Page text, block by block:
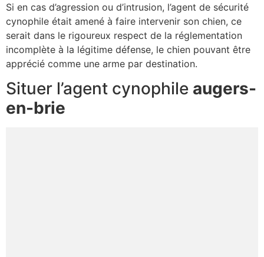
Si en cas d’agression ou d’intrusion, l’agent de sécurité
cynophile était amené à faire intervenir son chien, ce
serait dans le rigoureux respect de la réglementation
incomplète à la légitime défense, le chien pouvant être
apprécié comme une arme par destination.
Situer l’agent cynophile augers-
en-brie